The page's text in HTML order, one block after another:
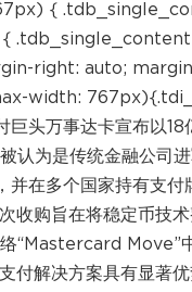
{
right: auto;
width:
万事达卡宣布以18亿
认为是传统金融公司
在多个国家持有支
收购旨在将稳定币技
“Mastercard Move”
付解决方案具有显著